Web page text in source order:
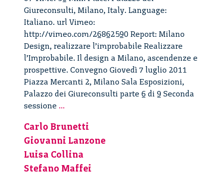
Giureconsulti, Milano, Italy. Language:
Italiano. url Vimeo:
http://vimeo.com/26862590 Report: Milano
Design, realizzare l’improbabile Realizzare
l’Improbabile. Il design a Milano, ascendenze e
prospettive. Convegno Giovedì 7 luglio 2011
Piazza Mercanti 2, Milano Sala Esposizioni,
Palazzo dei Giureconsulti parte 6 di 9 Seconda
sessione ...
–
6/9
Carlo Brunetti
Giovanni Lanzone
Luisa Collina
Stefano Maffei